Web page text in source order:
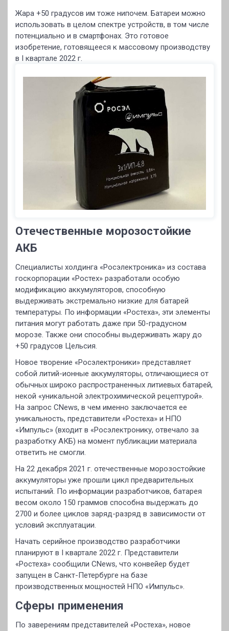
Жара +50 градусов им тоже нипочем. Батареи можно
использовать в целом спектре устройств, в том числе
потенциально и в смартфонах. Это готовое
изобретение, готовящееся к массовому производству
в I квартале 2022 г.
Отечественные морозостойкие
АКБ
Специалисты холдинга «Росэлектроника» из состава
госкорпорации «Ростех» разработали особую
модификацию аккумуляторов, способную
выдерживать экстремально низкие для батарей
температуры. По информации «Ростеха», эти элементы
питания могут работать даже при 50-градусном
морозе. Также они способны выдерживать жару до
+50 градусов Цельсия.
Новое творение «Росэлектроники» представляет
собой литий-ионные аккумуляторы, отличающиеся от
обычных широко распространенных литиевых батарей,
некой «уникальной электрохимической рецептурой».
На запрос CNews, в чем именно заключается ее
уникальность, представители «Ростеха» и НПО
«Импульс» (входит в «Росэлектронику, отвечало за
разработку АКБ) на момент публикации материала
ответить не смогли.
На 22 декабря 2021 г. отечественные морозостойкие
аккумуляторы уже прошли цикл предварительных
испытаний. По информации разработчиков, батарея
весом около 150 граммов способна выдержать до
2700 и более циклов заряд-разряд в зависимости от
условий эксплуатации.
Начать серийное производство разработчики
планируют в I квартале 2022 г. Представители
«Ростеха» сообщили CNews, что конвейер будет
запущен в Санкт-Петербурге на базе
производственных мощностей НПО «Импульс».
Сферы применения
По заверениям представителей «Ростеха», новое